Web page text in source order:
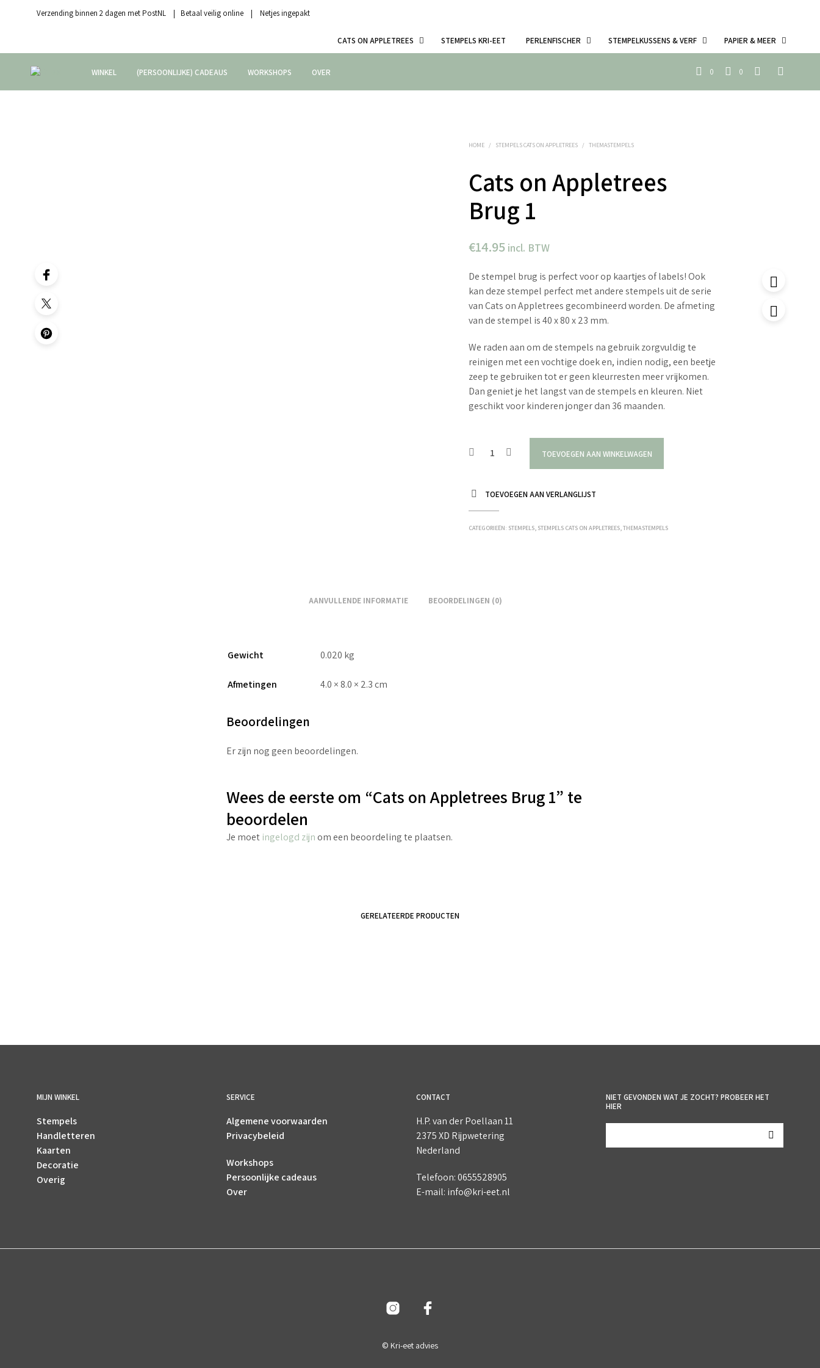
Verzending binnen 2 dagen met PostNL | Betaal veilig online | Netjes ingepakt
CATS ON APPLETREES STEMPELS KRI-EET PERLENFISCHER STEMPELKUSSENS & VERF PAPIER & MEER
WINKEL (PERSOONLIJKE) CADEAUS WORKSHOPS OVER 0 0
HOME / STEMPELS CATS ON APPLETREES / THEMASTEMPELS
Cats on Appletrees
Brug 1
€14.95 incl. BTW
De stempel brug is perfect voor op kaartjes of labels! Ook
kan deze stempel perfect met andere stempels uit de serie
van Cats on Appletrees gecombineerd worden. De afmeting
van de stempel is 40 x 80 x 23 mm.
We raden aan om de stempels na gebruik zorgvuldig te
reinigen met een vochtige doek en, indien nodig, een beetje
zeep te gebruiken tot er geen kleurresten meer vrijkomen.
Dan geniet je het langst van de stempels en kleuren. Niet
geschikt voor kinderen jonger dan 36 maanden.
TOEVOEGEN AAN WINKELWAGEN
TOEVOEGEN AAN VERLANGLIJST
CATEGORIEËN: STEMPELS, STEMPELS CATS ON APPLETREES,THEMASTEMPELS
AANVULLENDE INFORMATIE BEOORDELINGEN (0)
Gewicht 0.020 kg
Afmetingen 4.0 × 8.0 × 2.3 cm
Beoordelingen
Er zijn nog geen beoordelingen.
Wees de eerste om “Cats on Appletrees Brug 1” te
beoordelen
Je moet ingelogd zijnom een beoordeling te plaatsen.
GERELATEERDE PRODUCTEN
MIJN WINKEL
Stempels
Handletteren
Kaarten
Decoratie
Overig
SERVICE
Algemene voorwaarden
Privacybeleid
Workshops
Persoonlijke cadeaus
Over
CONTACT
H.P. van der Poellaan 11
2375 XD Rijpwetering
Nederland
Telefoon: 0655528905
E-mail: info@kri-eet.nl
NIET GEVONDEN WAT JE ZOCHT? PROBEER HET
HIER
© Kri-eet advies